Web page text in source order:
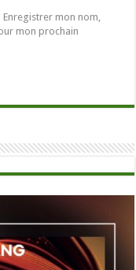
Enregistrer mon nom,
mon prochain